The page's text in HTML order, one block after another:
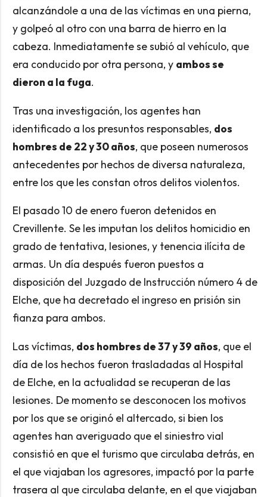
alcanzándole a una de las víctimas en una pierna,
y golpeó al otro con una barra de hierro en la
cabeza. Inmediatamente se subió al vehículo, que
era conducido por otra persona, y ambos se
dieron a la fuga.
Tras una investigación, los agentes han
identificado a los presuntos responsables, dos
hombres de 22 y 30 años, que poseen numerosos
antecedentes por hechos de diversa naturaleza,
entre los que les constan otros delitos violentos.
El pasado 10 de enero fueron detenidos en
Crevillente. Se les imputan los delitos homicidio en
grado de tentativa, lesiones, y tenencia ilícita de
armas. Un día después fueron puestos a
disposición del Juzgado de Instrucción número 4 de
Elche, que ha decretado el ingreso en prisión sin
fianza para ambos.
Las víctimas, dos hombres de 37 y 39 años, que el
día de los hechos fueron trasladadas al Hospital
de Elche, en la actualidad se recuperan de las
lesiones. De momento se desconocen los motivos
por los que se originó el altercado, si bien los
agentes han averiguado que el siniestro vial
consistió en que el turismo que circulaba detrás, en
el que viajaban los agresores, impactó por la parte
trasera al que circulaba delante, en el que viajaban